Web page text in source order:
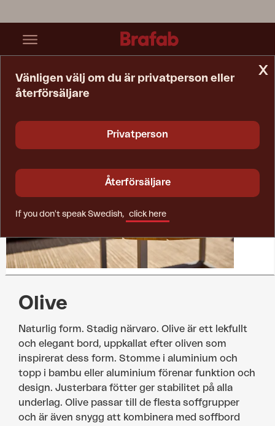
Olive
Naturlig form. Stadig närvaro. Olive är ett lekfullt
och elegant bord, uppkallat efter oliven som
inspirerat dess form. Stomme i aluminium och
topp i bambu eller aluminium förenar funktion och
design. Justerbara fötter ger stabilitet på alla
underlag. Olive passar till de flesta soffgrupper
och är även snygg att kombinera med soffbord
x
Vänligen välj om du är privatperson eller
återförsäljare
Privatperson
Återförsäljare
If you don't speak Swedish, click here